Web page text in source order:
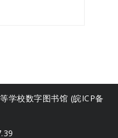
学校数字图书馆 (皖ICP备